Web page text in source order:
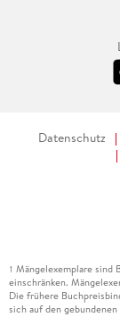
Datenschutz
1 Mängelexemplare sind
einschränken.
Die frühere
sich auf den